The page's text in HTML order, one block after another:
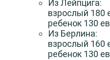
Из Лейпцига:
взрослый 180
ребенок 130
Из Берлина:
взрослый 160
ребенок 130